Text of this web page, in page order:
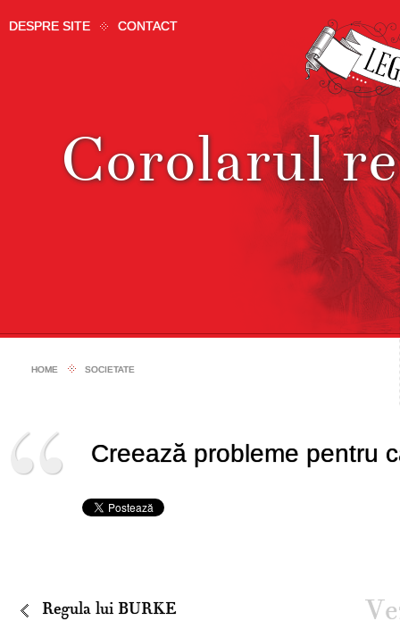
DESPRE SITE CONTACT
Corolarul
HOME SOCIETATE
Creează probleme pentru
Regula lui BURKE